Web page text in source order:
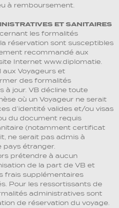
à remboursement.
ET SANITAIRES
les formalités
réservation sont susceptibles
recommandé aux
Internet www.diplomatie.
Voyageurs et
des formalités
à jour. VB décline toute
où un Voyageur ne serait
d’identité valides et/ou visas
du document requis
(notamment certificat
ne serait pas admis à
pays étranger.
prétendre à aucun
de la part de VB et
frais supplémentaires
Pour les ressortissants de
administratives sont
de réservation du voyage.